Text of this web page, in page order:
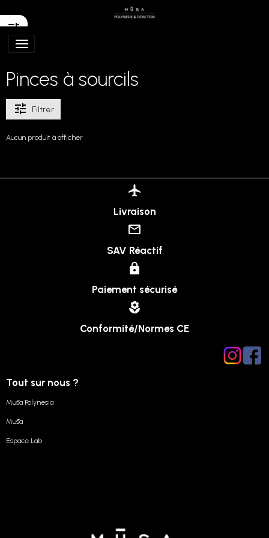
Pinces à sourcils
Filtrer
Aucun produit à afficher
Livraison
SAV Réactif
Paiement sécurisé
Conformité/Normes CE
Tout sur nous ?
Mūsa Polynesia
Mūsa
Espace Lab